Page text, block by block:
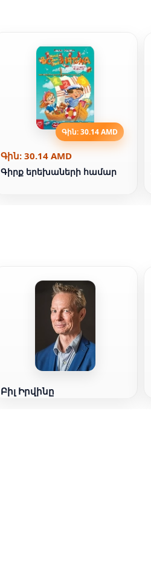
Գին: 30.14 AMD
Գին: 30.14 AMD
Գիրք երեխաների համար
Բիլ Իրվինը